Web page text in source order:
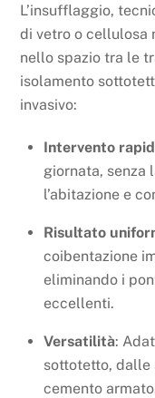
L’insufflaggio,
di vetro o cellulosa
nello spazio tra le
isolamento
invasivo:
Intervento
giornata, senza
l’abitazione e
Risultato
coibentazione
eliminando i
eccellenti.
Versatilità:
sottotetto, dalle
cemento